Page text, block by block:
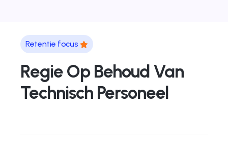
Retentie focus
Regie Op Behoud Van
Technisch Personeel